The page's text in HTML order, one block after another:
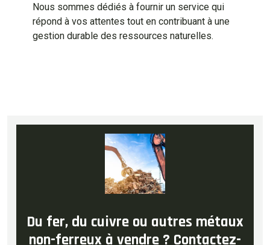
Nous sommes dédiés à fournir un service qui
répond à vos attentes tout en contribuant à une
gestion durable des ressources naturelles.
Du fer, du cuivre ou autres métaux
non-ferreux à vendre ? Contactez-